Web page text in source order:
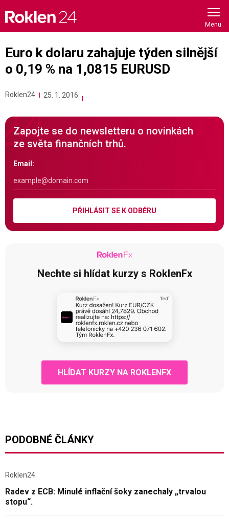
content
Euro k dolaru zahajuje týden silnější
o 0,19 % na 1,0815 EURUSD
Roklen24 25. 1. 2016
Zapojte se do newsletteru o novinkách
ze světa finančních trhů.
Email:
PŘIHLÁSIT SE K ODBĚRU
Nechte si hlídat kurzy s RoklenFx
HLÍDAT KURZY NA ROKLENFX
PODOBNÉ ČLÁNKY
Roklen24
Radev z ECB: Minulé inflační šoky zanechaly „trvalou
stopu“.